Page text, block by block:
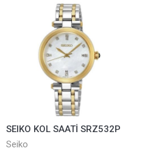
SEIKO KOL SAATİ SRZ532P
Seiko